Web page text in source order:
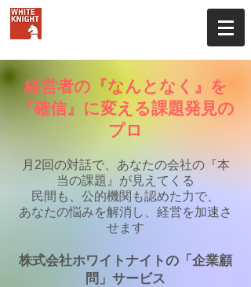
経営者の『なんとなく』を
『確信』に変える課題発見の
プロ
月2回の対話で、あなたの会社の『本
当の課題』が見えてくる
民間も、​公的機関も認めた力で、
あなたの悩みを解消し、経営を加速さ
せます
株式会社ホワイトナイトの「企業顧
問」サービス​